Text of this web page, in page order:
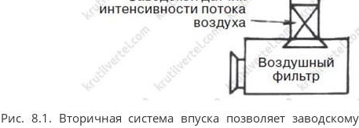
Рис. 8.1. Вторичная система впуска позволяет